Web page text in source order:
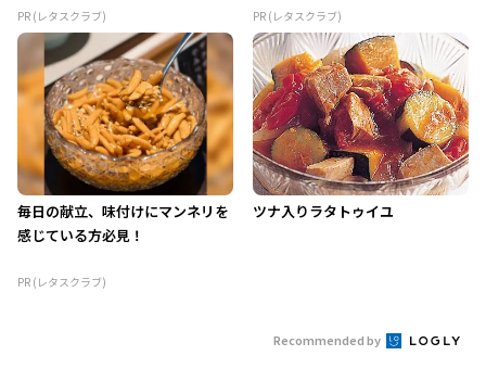
PR (レタスクラブ) PR (レタスクラブ)
毎日の献立、味付けにマンネリを
感じている方必見！
PR (レタスクラブ)
ツナ入りラタトゥイユ
Recommended by